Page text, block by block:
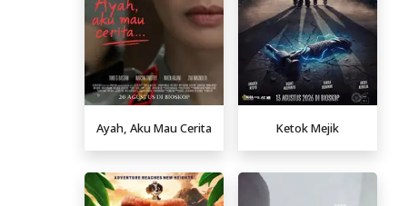
Ayah, Aku Mau Cerita Ketok Mejik